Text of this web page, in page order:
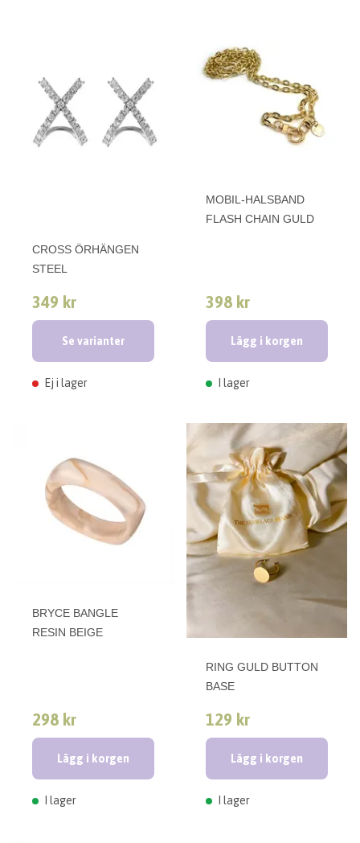
CROSS ÖRHÄNGEN
STEEL
349 kr
Se varianter
Ej i lager
MOBIL-HALSBAND
FLASH CHAIN GULD
398 kr
Lägg i korgen
I lager
BRYCE BANGLE
RESIN BEIGE
298 kr
Lägg i korgen
I lager
RING GULD BUTTON
BASE
129 kr
Lägg i korgen
I lager